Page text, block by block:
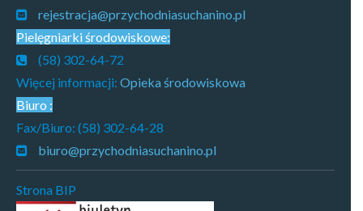
rejestracja@przychodniasuchanino.pl
Pielęgniarki środowiskowe:
(58) 302-64-72
Więcej informacji: Opieka środowiskowa
Biuro :
Fax/Biuro: (58) 302-64-28
biuro@przychodniasuchanino.pl
Strona BIP